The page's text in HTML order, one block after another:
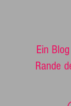
Ein
Rande